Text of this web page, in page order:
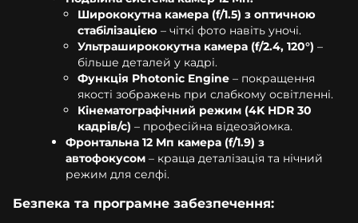
Ширококутна камера (f/1.5) з оптичною
стабілізацією – чіткі фото навіть уночі.
Ультраширококутна камера (f/2.4, 120°) –
більше деталей у кадрі.
Функція Photonic Engine – покращення
якості зображень при слабкому освітленні.
Кінематографічний режим (4K HDR 30
кадрів/с) – професійна відеозйомка.
Фронтальна 12 Мп камера (f/1.9) з
автофокусом – краща деталізація та нічний
режим для селфі.
Безпека та програмне забезпечення: